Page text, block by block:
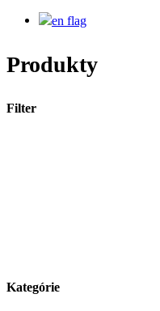
Produkty
Filter
Kategórie